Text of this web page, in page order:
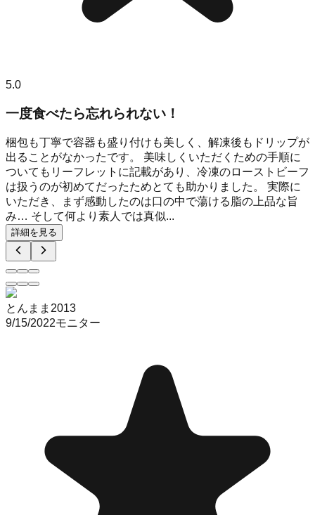
5.0
一度食べたら忘れられない！
梱包も丁寧で容器も盛り付けも美しく、解凍後もドリップが
出ることがなかったです。 美味しくいただくための手順に
ついてもリーフレットに記載があり、冷凍のローストビーフ
は扱うのが初めてだったためとても助かりました。 実際に
いただき、まず感動したのは口の中で蕩ける脂の上品な旨
み… そして何より素人では真似...
詳細を見る
とんまま2013
9/15/2022モニター